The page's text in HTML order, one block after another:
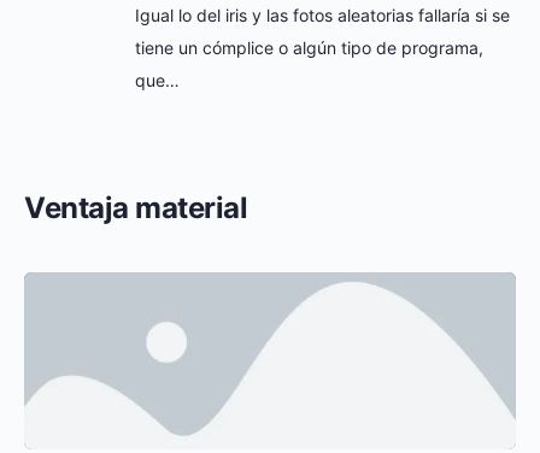
Ventaja material
Igual lo del iris y las fotos aleatorias fallaría si se
tiene un cómplice o algún tipo de programa,
que…